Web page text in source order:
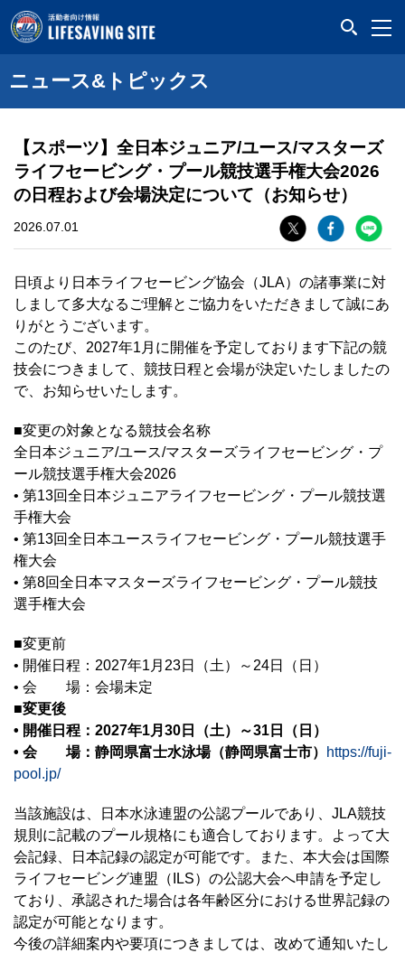
ニュース&トピックス
【スポーツ】全日本ジュニア/ユース/マスターズ
ライフセービング・プール競技選手権大会2026
の日程および会場決定について（お知らせ）
2026.07.01
日頃より日本ライフセービング協会（JLA）の諸事業に対
しまして多大なるご理解とご協力をいただきまして誠にあ
りがとうございます。
このたび、2027年1月に開催を予定しております下記の競
技会につきまして、競技日程と会場が決定いたしましたの
で、お知らせいたします。
■変更の対象となる競技会名称
全日本ジュニア/ユース/マスターズライフセービング・プ
ール競技選手権大会2026
• 第13回全日本ジュニアライフセービング・プール競技選
手権大会
• 第13回全日本ユースライフセービング・プール競技選手
権大会
• 第8回全日本マスターズライフセービング・プール競技
選手権大会
■変更前
• 開催日程：2027年1月23日（土）～24日（日）
• 会 場：会場未定
■変更後
• 開催日程：2027年1月30日（土）～31日（日）
• 会 場：静岡県富士水泳場（静岡県富士市）
https://fuji-
pool.jp/
当該施設は、日本水泳連盟の公認プールであり、JLA競技
規則に記載のプール規格にも適合しております。よって大
会記録、日本記録の認定が可能です。また、本大会は国際
ライフセービング連盟（ILS）の公認大会へ申請を予定し
ており、承認された場合は各年齢区分における世界記録の
認定が可能となります。
今後の詳細案内や要項につきましては、改めて通知いたし